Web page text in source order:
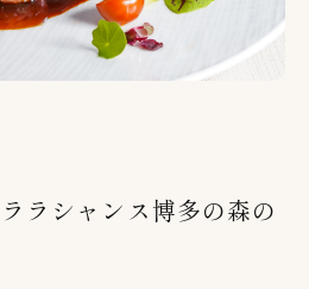
ラシャンス博多の森の